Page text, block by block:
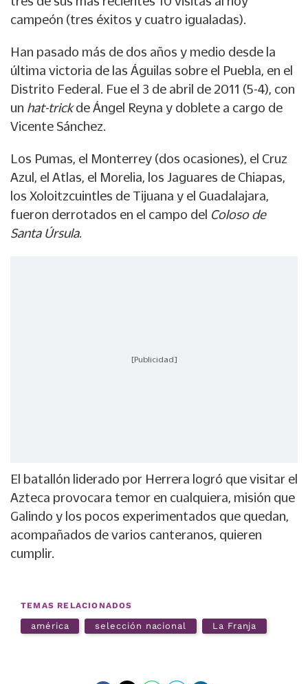
campeón (tres éxitos y cuatro igualadas).
Han pasado más de dos años y medio desde la
última victoria de las Águilas sobre el Puebla, en el
Distrito Federal. Fue el 3 de abril de 2011 (5-4), con
un hat-trickde Ángel Reyna y doblete a cargo de
Vicente Sánchez.
Los Pumas, el Monterrey (dos ocasiones), el Cruz
Azul, el Atlas, el Morelia, los Jaguares de Chiapas,
los Xoloitzcuintles de Tijuana y el Guadalajara,
fueron derrotados en el campo del Coloso de
Santa Úrsula.
[Publicidad]
El batallón liderado por Herrera logró que visitar el
Azteca provocara temor en cualquiera, misión que
Galindo y los pocos experimentados que quedan,
acompañados de varios canteranos, quieren
cumplir.
TEMAS RELACIONADOS
américa selección nacional La Franja